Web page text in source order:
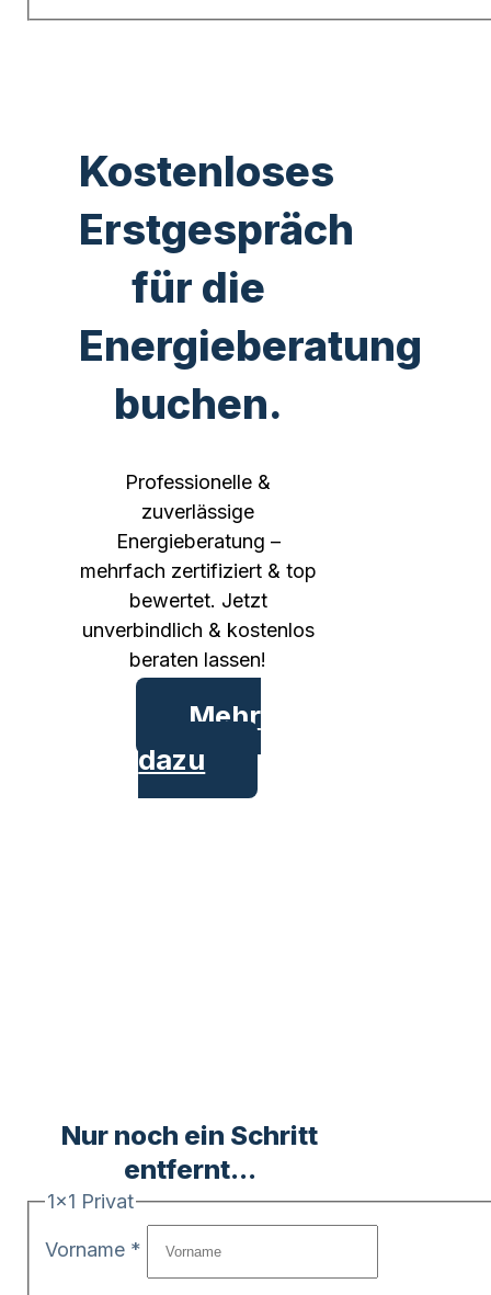
Kostenloses
Erstgespräch
für die
Energieberatung
buchen.
Professionelle &
zuverlässige
Energieberatung –
mehrfach zertifiziert & top
bewertet. Jetzt
unverbindlich & kostenlos
beraten lassen!
Mehr
dazu
Nur noch ein Schritt
entfernt...
1x1 Privat
Vorname *